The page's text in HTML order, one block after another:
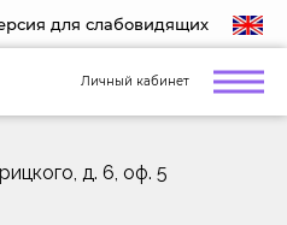
для слабовидящих
Личный кабинет
д. 6, оф. 5